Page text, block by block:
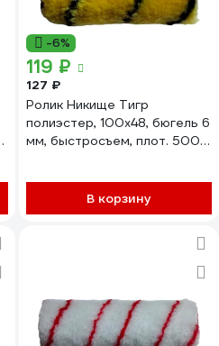
-6%
119 ₽
127 ₽
Ролик Никище Тигр
полиэстер, 100x48, бюгель 6
мм, быстросъем, плот. 500
В корзину